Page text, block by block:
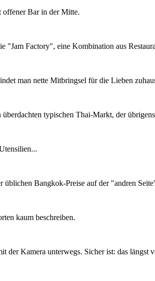
offener Bar in der Mitte.
"Jam Factory", eine Kombination aus
man nette Mitbringsel für die Lieben
typischen Thai-Markt, der
üblichen Bangkok-Preise auf der "andren
kaum beschreiben.
der Kamera unterwegs. Sicher ist: das